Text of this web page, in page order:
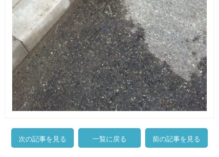
次の記事を見る 一覧に戻る 前の記事を見る